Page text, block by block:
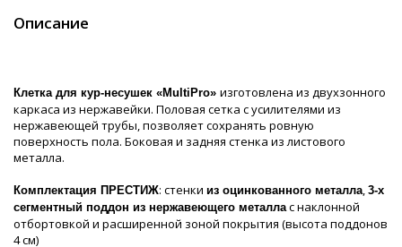
Описание
Клетка для кур-несушек «MultiPro» изготовлена из двухзонного
каркаса из нержавейки. Половая сетка с усилителями из
нержавеющей трубы, позволяет сохранять ровную
поверхность пола. Боковая и задняя стенка из листового
металла.
Комплектация ПРЕСТИЖ: стенки из оцинкованного металла, 3-х
сегментный поддон из нержавеющего металлас наклонной
отбортовкой и расширенной зоной покрытия (высота поддонов
4 см)